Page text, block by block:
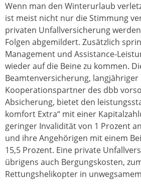
Wenn man den Winterurlaub
ist meist nicht nur die Stimmung
privaten Unfallversicherung
Folgen abgemildert. Zusätzlich
Management und Assistance-
wieder auf die Beine zu kommen.
Beamtenversicherung, langjähriger
Kooperationspartner des dbb
Absicherung, bietet den
komfort Extra“ mit einer
geringer Invalidität von 1 Prozent
und ihre Angehörigen mit einem
15,5 Prozent. Eine private
übrigens auch Bergungskosten,
Rettungshelikopter in